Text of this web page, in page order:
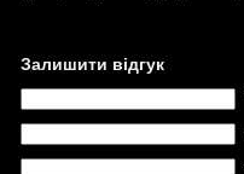
Залишити відгук